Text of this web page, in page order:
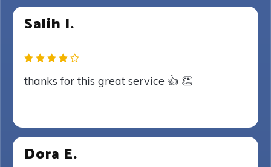
Salih I.
thanks for this great service 👍 👏
Dora E.